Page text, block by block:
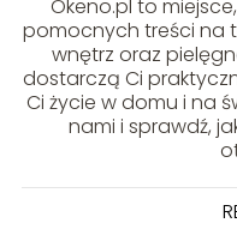
Okeno.pl to
pomocnych treści na
wnętrz oraz
dostarczą Ci
Ci życie w domu i na
nami i sprawdź,